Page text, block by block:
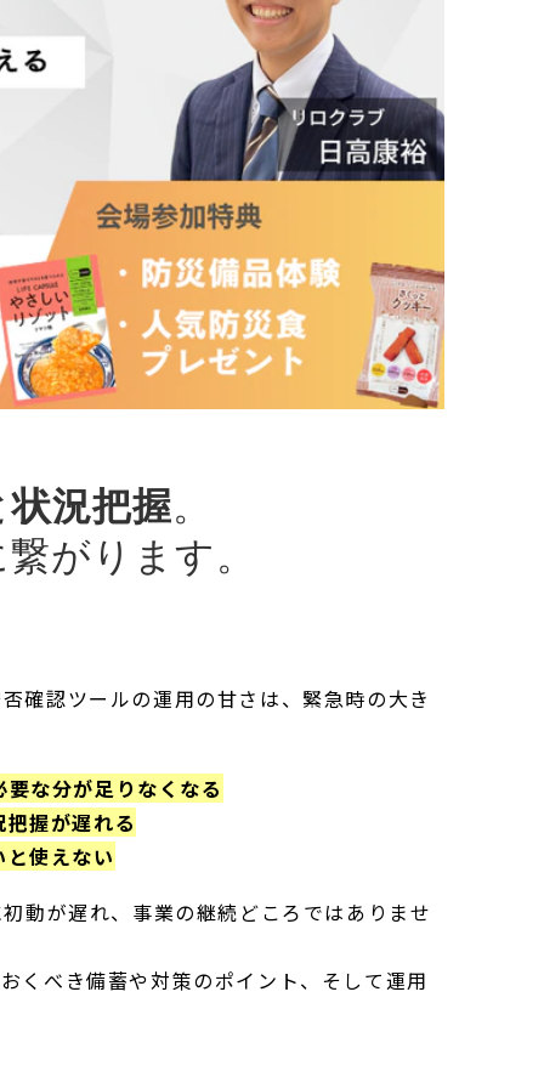
況把握。
がります。
確認ツールの運用の甘さは、緊急時の大き
要な分が足りなくなる
握が遅れる
使えない
動が遅れ、事業の継続どころではありませ
くべき備蓄や対策のポイント、そして運用